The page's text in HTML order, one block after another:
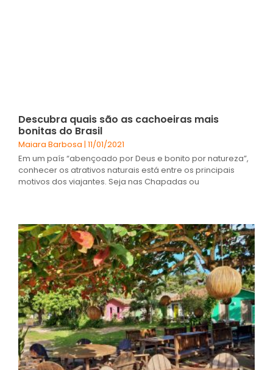
Descubra quais são as cachoeiras mais
bonitas do Brasil
Maiara Barbosa 11/01/2021
Em um país “abençoado por Deus e bonito por natureza”,
conhecer os atrativos naturais está entre os principais
motivos dos viajantes. Seja nas Chapadas ou